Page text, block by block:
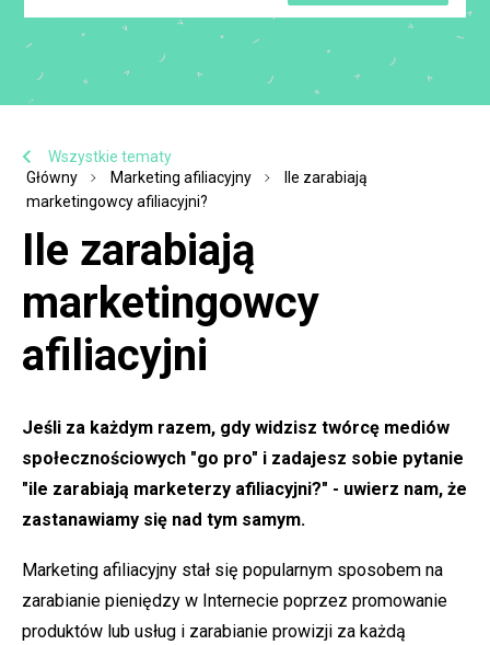
Wszystkie tematy
Główny
Marketing afiliacyjny
Ile zarabiają
marketingowcy afiliacyjni?
Ile zarabiają
marketingowcy
afiliacyjni
Jeśli za każdym razem, gdy widzisz twórcę mediów
społecznościowych "go pro" i zadajesz sobie pytanie
"ile zarabiają marketerzy afiliacyjni?" - uwierz nam, że
zastanawiamy się nad tym samym.
Marketing afiliacyjny stał się popularnym sposobem na
zarabianie pieniędzy w Internecie poprzez promowanie
produktów lub usług i zarabianie prowizji za każdą